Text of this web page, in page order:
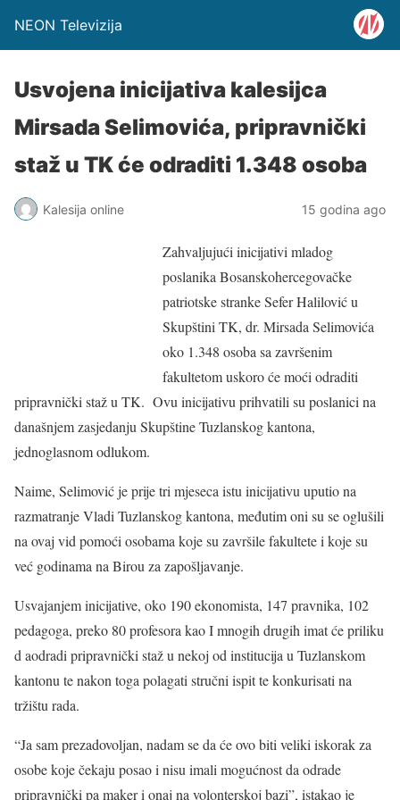
NEON Televizija
Usvojena inicijativa kalesijca
Mirsada Selimovića, pripravnički
staž u TK će odraditi 1.348 osoba
Kalesija online 15 godina ago
Zahvaljujući inicijativi mladog
poslanika Bosanskohercegovačke
patriotske stranke Sefer Halilović u
Skupštini TK, dr. Mirsada Selimovića
oko 1.348 osoba sa završenim
fakultetom uskoro će moći odraditi
pripravnički staž u TK. Ovu inicijativu prihvatili su poslanici na
današnjem zasjedanju Skupštine Tuzlanskog kantona,
jednoglasnom odlukom.
Naime, Selimović je prije tri mjeseca istu inicijativu uputio na
razmatranje Vladi Tuzlanskog kantona, međutim oni su se oglušili
na ovaj vid pomoći osobama koje su završile fakultete i koje su
već godinama na Birou za zapošljavanje.
Usvajanjem inicijative, oko 190 ekonomista, 147 pravnika, 102
pedagoga, preko 80 profesora kao I mnogih drugih imat će priliku
d aodradi pripravnički staž u nekoj od institucija u Tuzlanskom
kantonu te nakon toga polagati stručni ispit te konkurisati na
tržištu rada.
“Ja sam prezadovoljan, nadam se da će ovo biti veliki iskorak za
osobe koje čekaju posao i nisu imali mogućnost da odrade
pripravnički pa maker i onaj na volonterskoj bazi”, istakao je